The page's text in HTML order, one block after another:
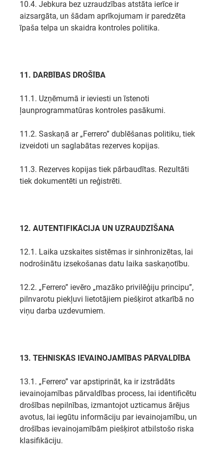
10.4. Jebkura bez uzraudzības atstāta ierīce ir
aizsargāta, un šādam aprīkojumam ir paredzēta
īpaša telpa un skaidra kontroles politika.
11. DARBĪBAS DROŠĪBA
11.1. Uzņēmumā ir ieviesti un īstenoti
ļaunprogrammatūras kontroles pasākumi.
11.2. Saskaņā ar „Ferrero” dublēšanas politiku, tiek
izveidoti un saglabātas rezerves kopijas.
11.3. Rezerves kopijas tiek pārbaudītas. Rezultāti
tiek dokumentēti un reģistrēti.
12. AUTENTIFIKĀCIJA UN UZRAUDZĪŠANA
12.1. Laika uzskaites sistēmas ir sinhronizētas, lai
nodrošinātu izsekošanas datu laika saskaņotību.
12.2. „Ferrero” ievēro „mazāko privilēģiju principu”,
pilnvarotu piekļuvi lietotājiem piešķirot atkarībā no
viņu darba uzdevumiem.
13. TEHNISKĀS IEVAINOJAMĪBAS PĀRVALDĪBA
13.1. „Ferrero” var apstiprināt, ka ir izstrādāts
ievainojamības pārvaldības process, lai identificētu
drošības nepilnības, izmantojot uzticamus ārējus
avotus, lai iegūtu informāciju par ievainojamību, un
drošības ievainojamībām piešķirot atbilstošo riska
klasifikāciju.